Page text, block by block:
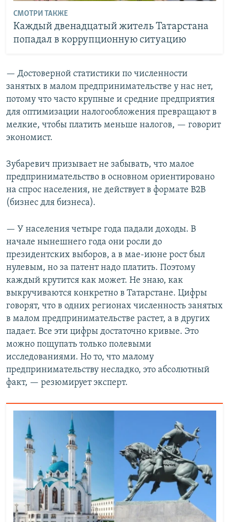
СМОТРИ ТАКЖЕ
Каждый двенадцатый житель Татарстана
попадал в коррупционную ситуацию
— Достоверной статистики по численности
занятых в малом предпринимательстве у нас нет,
потому что часто крупные и средние предприятия
для оптимизации налогообложения превращают в
мелкие, чтобы платить меньше налогов, — говорит
экономист.
Зубаревич призывает не забывать, что малое
предпринимательство в основном ориентировано
на спрос населения, не действует в формате B2B
(бизнес для бизнеса).
— У населения четыре года падали доходы. В
начале нынешнего года они росли до
президентских выборов, а в мае-июне рост был
нулевым, но за патент надо платить. Поэтому
каждый крутится как может. Не знаю, как
выкручиваются конкретно в Татарстане. Цифры
говорят, что в одних регионах численность занятых
в малом предпринимательстве растет, а в других
падает. Все эти цифры достаточно кривые. Это
можно пощупать только полевыми
исследованиями. Но то, что малому
предпринимательству несладко, это абсолютный
факт, — резюмирует эксперт.